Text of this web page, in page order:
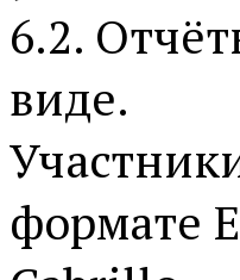
6.2.
виде.
формате